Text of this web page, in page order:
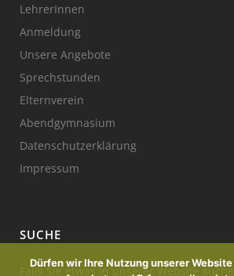
LehrerInnen
Anmeldung
Unsere Angebote
Sprechstunden
Elternverein
Abendgymnasium
Datenschutzerklärung
Impressum
SUCHE
Falls Sie etwas in unserer Website
Dürfen wir Ihre Nutzung unserer